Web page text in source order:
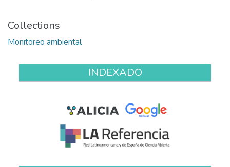
Collections
Monitoreo ambiental
INDEXADO